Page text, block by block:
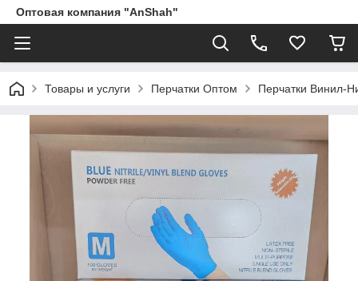
Оптовая компания "AnShah"
Товары и услуги Перчатки Оптом Перчатки Винил-